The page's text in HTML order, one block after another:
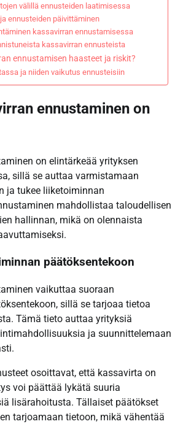
välillä ennusteiden laatimisessa
ennusteiden päivittäminen
kassavirran ennustamisessa
kassavirran ennusteista
ennustamisen haasteet ja riskit?
ja niiden vaikutus ennusteisiin
ennustaminen on
on elintärkeää yrityksen
sillä se auttaa varmistamaan
ja tukee liiketoiminnan
mahdollistaa taloudellisen
hallinnan, mikä on olennaista
päätöksentekoon
vaikuttaa suoraan
sillä se tarjoaa tietoa
Tämä tieto auttaa yrityksiä
ja suunnittelemaan
osoittavat, että kassavirta on
voi päättää lykätä suuria
lisärahoitusta. Tällaiset päätökset
tarjoamaan tietoon, mikä vähentää